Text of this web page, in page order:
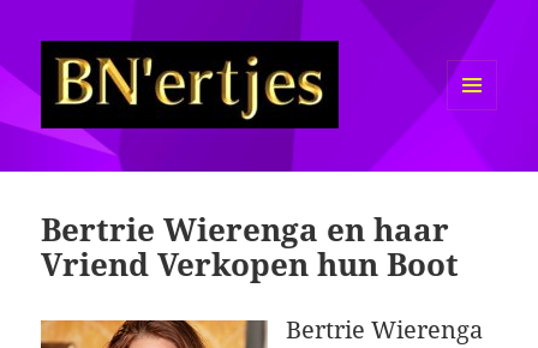
Sexy BN'ers / Bekende
Bertrie Wierenga en haar
Vriend Verkopen hun Boot
Bertrie Wierenga